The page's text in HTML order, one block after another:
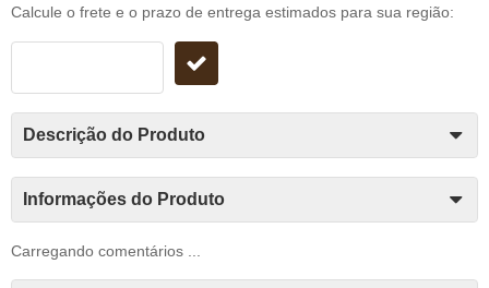
Calcule o frete e o prazo de entrega estimados para sua região:
Descrição do Produto
Informações do Produto
Carregando comentários ...